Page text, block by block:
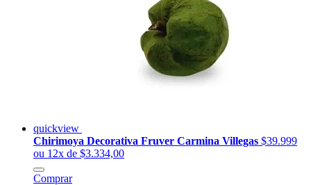
quickview
Chirimoya Decorativa Fruver Carmina Villegas $39.999
ou 12x de $3.334,00
Comprar